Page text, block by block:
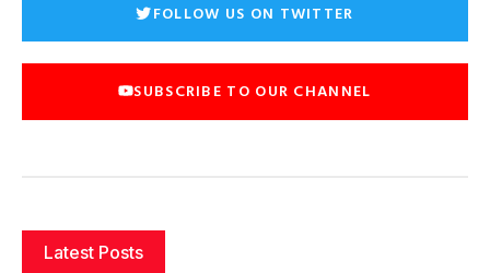
FOLLOW US ON TWITTER
SUBSCRIBE TO OUR CHANNEL
Latest Posts